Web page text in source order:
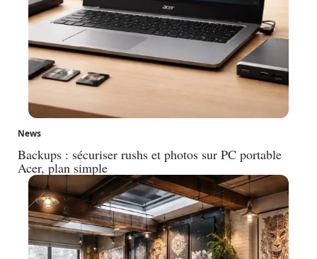
News
Backups : sécuriser rushs et photos sur PC portable
Acer, plan simple